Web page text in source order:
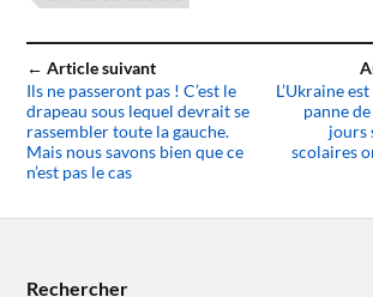
← Article suivant
Ils ne passeront pas ! C’est le
drapeau sous lequel devrait se
rassembler toute la gauche.
Mais nous savons bien que ce
n’est pas le cas
L’Ukraine
panne
jours
scolaires
Rechercher